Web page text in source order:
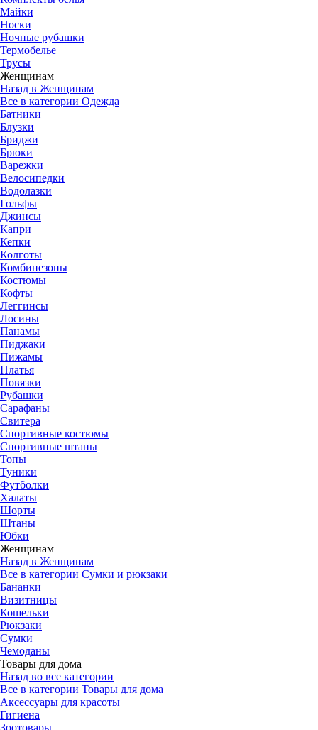
Майки
Носки
Ночные рубашки
Термобелье
Трусы
Женщинам
Назад в Женщинам
Все в категории Одежда
Батники
Блузки
Бриджи
Брюки
Варежки
Велосипедки
Водолазки
Гольфы
Джинсы
Капри
Кепки
Колготы
Комбинезоны
Костюмы
Кофты
Леггинсы
Лосины
Панамы
Пиджаки
Пижамы
Платья
Повязки
Рубашки
Сарафаны
Свитера
Спортивные костюмы
Спортивные штаны
Топы
Туники
Футболки
Халаты
Шорты
Штаны
Юбки
Женщинам
Назад в Женщинам
Все в категории Сумки и рюкзаки
Бананки
Визитницы
Кошельки
Рюкзаки
Сумки
Чемоданы
Товары для дома
Назад во все категории
Все в категории Товары для дома
Аксессуары для красоты
Гигиена
Зоотовары